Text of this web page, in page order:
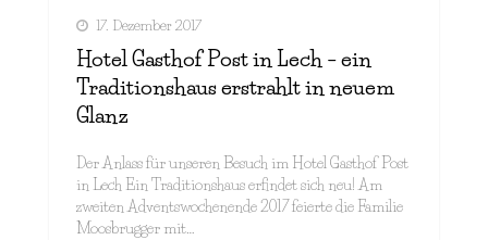
17. Dezember 2017
Hotel Gasthof Post in Lech – ein
Traditionshaus erstrahlt in neuem
Glanz
Der Anlass für unseren Besuch im Hotel Gasthof Post
in Lech Ein Traditionshaus erfindet sich neu! Am
zweiten Adventswochenende 2017 feierte die Familie
Moosbrugger mit…